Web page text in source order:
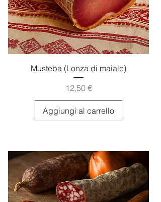
Musteba (Lonza di maiale)
Prezzo
12,50 €
Aggiungi al carrello